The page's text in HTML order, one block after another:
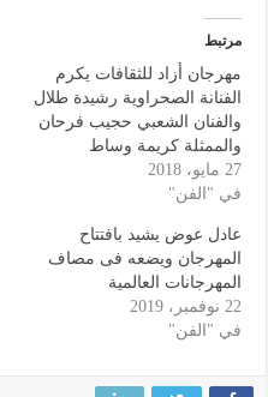
مرتبط
مهرجان أزاد للثقافات يكرم
الفنانة الصحراوية رشيدة طلال
والفنان الشعبي حجيب فرحان
والممثلة كريمة وساط
27 مايو، 2018
في "الفن"
عادل عوض يشيد بافتتاح
المهرجان ويضعه فى مصاف
المهرجانات العالمية
22 نوفمبر، 2019
في "الفن"